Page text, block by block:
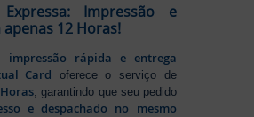
Impressão e
apenas 12 Horas!
impressão rápida e entrega
Card oferece o serviço de
, garantindo que seu pedido
e despachado no mesmo